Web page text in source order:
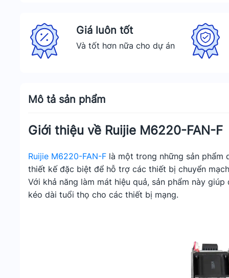
Giá luôn tốt
Và tốt hơn nữa cho dự án
Mô tả sản phẩm
Giới thiệu về Ruijie M6220-FAN-F
Ruijie M6220-FAN-F là một trong những sản phẩm
thiết kế đặc biệt để hỗ trợ các thiết bị chuyển
Với khả năng làm mát hiệu quả, sản phẩm này
kéo dài tuổi thọ cho các thiết bị mạng.